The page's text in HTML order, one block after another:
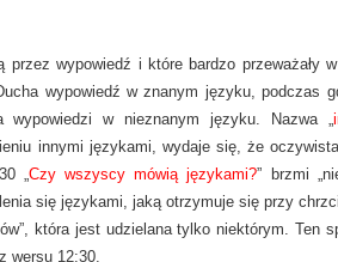
wypowiedź i które bardzo przeważały
wypowiedź w znanym języku, podczas
wypowiedzi w nieznanym języku. Nazwa „
innymi językami, wydaje się, że
„Czy wszyscy mówią językami?” brzmi
się językami, jaką otrzymuje się przy
która jest udzielana tylko niektórym. Ten
wersu 12:30.